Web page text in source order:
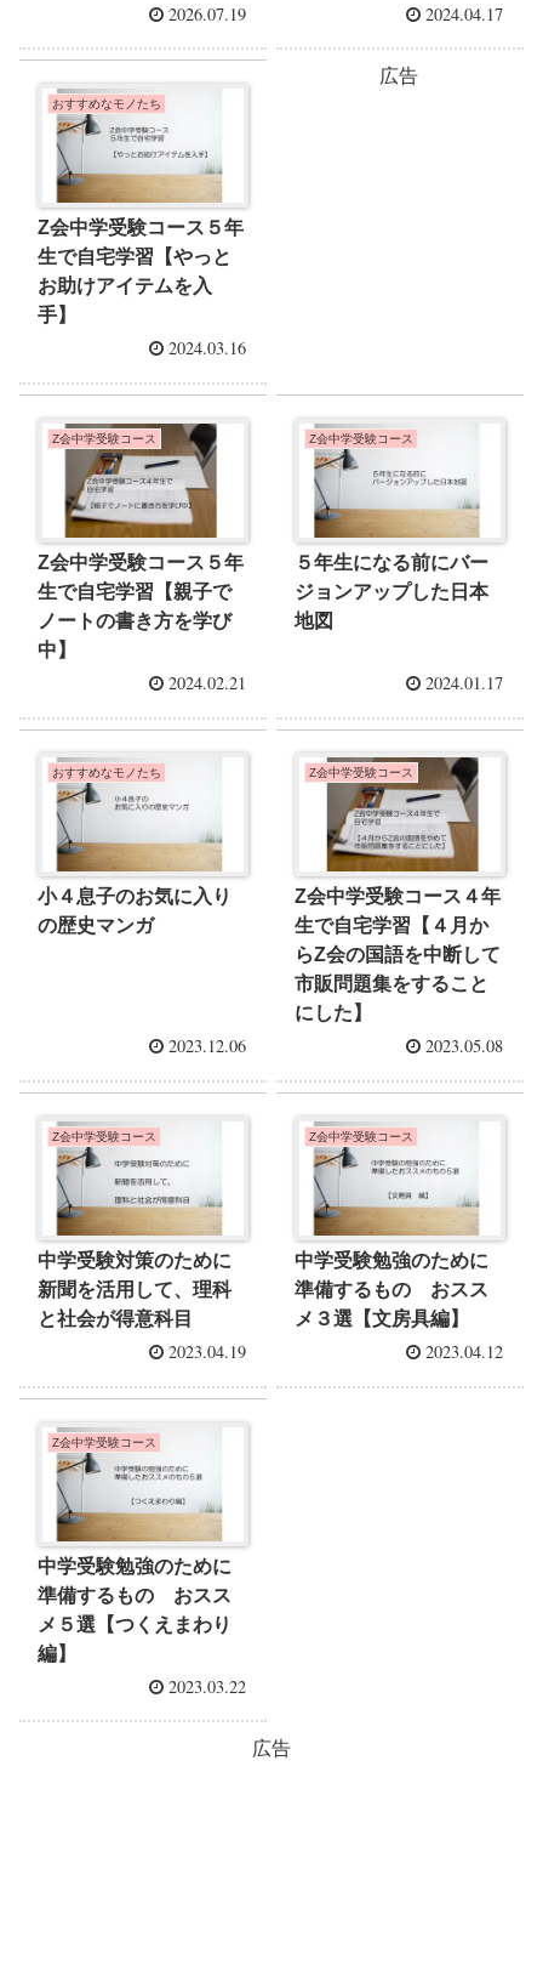
2026.07.19 2024.04.17
おすすめなモノたち
Z会中学受験コース５年
生で自宅学習【やっと
お助けアイテムを入
手】
2024.03.16
広告
Z会中学受験コース
Z会中学受験コース５年
生で自宅学習【親子で
ノートの書き方を学び
中】
2024.02.21
Z会中学受験コース
５年生になる前にバー
ジョンアップした日本
地図
2024.01.17
おすすめなモノたち
小４息子のお気に入り
の歴史マンガ
2023.12.06
Z会中学受験コース
Z会中学受験コース４年
生で自宅学習【４月か
らZ会の国語を中断して
市販問題集をすること
にした】
2023.05.08
Z会中学受験コース
中学受験対策のために
新聞を活用して、理科
と社会が得意科目
2023.04.19
Z会中学受験コース
中学受験勉強のために
準備するもの おスス
メ３選【文房具編】
2023.04.12
Z会中学受験コース
中学受験勉強のために
準備するもの おスス
メ５選【つくえまわり
編】
2023.03.22
広告